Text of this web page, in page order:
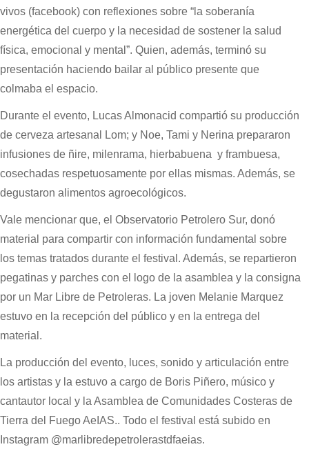
vivos (facebook) con reflexiones sobre “la soberanía
energética del cuerpo y la necesidad de sostener la salud
física, emocional y mental”. Quien, además, terminó su
presentación haciendo bailar al público presente que
colmaba el espacio.
Durante el evento, Lucas Almonacid compartió su producción
de cerveza artesanal Lom; y Noe, Tami y Nerina prepararon
infusiones de ñire, milenrama, hierbabuena y frambuesa,
cosechadas respetuosamente por ellas mismas. Además, se
degustaron alimentos agroecológicos.
Vale mencionar que, el Observatorio Petrolero Sur, donó
material para compartir con información fundamental sobre
los temas tratados durante el festival. Además, se repartieron
pegatinas y parches con el logo de la asamblea y la consigna
por un Mar Libre de Petroleras. La joven Melanie Marquez
estuvo en la recepción del público y en la entrega del
material.
La producción del evento, luces, sonido y articulación entre
los artistas y la estuvo a cargo de Boris Piñero, músico y
cantautor local y la Asamblea de Comunidades Costeras de
Tierra del Fuego AeIAS.. Todo el festival está subido en
Instagram @marlibredepetrolerastdfaeias.